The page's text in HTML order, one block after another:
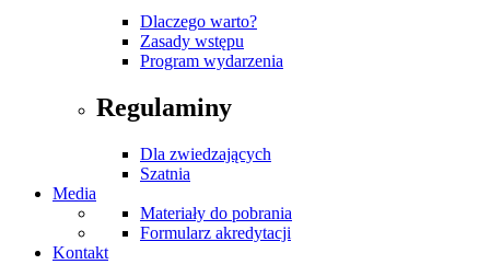
Dlaczego warto?
Zasady wstępu
Program wydarzenia
Regulaminy
Dla zwiedzających
Szatnia
Media
Materiały do pobrania
Formularz akredytacji
Kontakt